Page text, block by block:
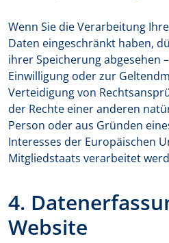
Wenn Sie die Verarbeitung
Daten eingeschränkt haben,
ihrer Speicherung abgesehen
Einwilligung oder zur
Verteidigung von
der Rechte einer anderen
Person oder aus Gründen
Interesses der Europäischen
Mitgliedstaats verarbeitet
4.
Website